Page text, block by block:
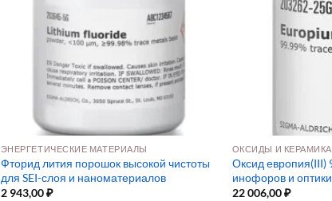
ЭНЕРГЕТИЧЕСКИЕ МАТЕРИАЛЫ
Фторид лития порошок высокой чистоты
для SEI-слоя и наноматериалов
2 943,00₽
ОКСИДЫ И КЕРАМИКА
Оксид европия(III)
инофоров и оптики
22 006,00₽